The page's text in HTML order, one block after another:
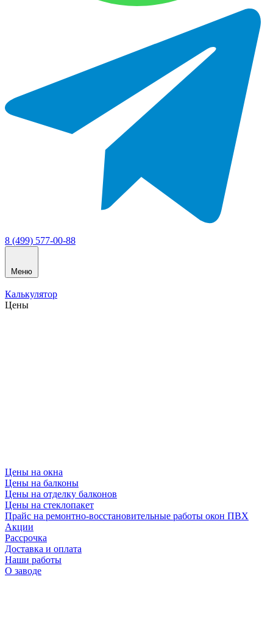
8 (499) 577-00-88
Меню
Калькулятор
Цены
Цены на окна
Цены на балконы
Цены на отделку балконов
Цены на стеклопакет
Прайс на ремонтно-восстановительные работы окон ПВХ
Акции
Рассрочка
Доставка и оплата
Наши работы
О заводе